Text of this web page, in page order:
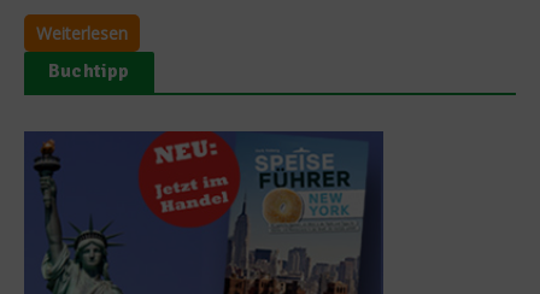
Weiterlesen
Buchtipp